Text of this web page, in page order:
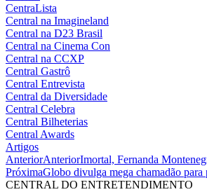
CentraLista
Central na Imagineland
Central na D23 Brasil
Central na Cinema Con
Central na CCXP
Central Gastrô
Central Entrevista
Central da Diversidade
Central Celebra
Central Bilheterias
Central Awards
Artigos
AnteriorAnteriorImortal, Fernanda
PróximaGlobo divulga mega chamadão
CENTRAL DO ENTRETENDIMENTO